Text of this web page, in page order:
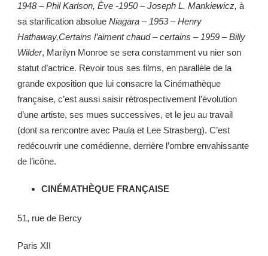
1948 – Phil Karlson, Ève -1950 – Joseph L. Mankiewicz, à
sa starification absolue Niagara – 1953 – Henry
Hathaway,Certains l’aiment chaud – certains – 1959 – Billy
Wilder, Marilyn Monroe se sera constamment vu nier son
statut d’actrice. Revoir tous ses films, en parallèle de la
grande exposition que lui consacre la Cinémathèque
française, c’est aussi saisir rétrospectivement l’évolution
d’une artiste, ses mues successives, et le jeu au travail
(dont sa rencontre avec Paula et Lee Strasberg). C’est
redécouvrir une comédienne, derrière l’ombre envahissante
de l’icône.
CINÉMATHÈQUE FRANÇAISE
51, rue de Bercy
Paris XII